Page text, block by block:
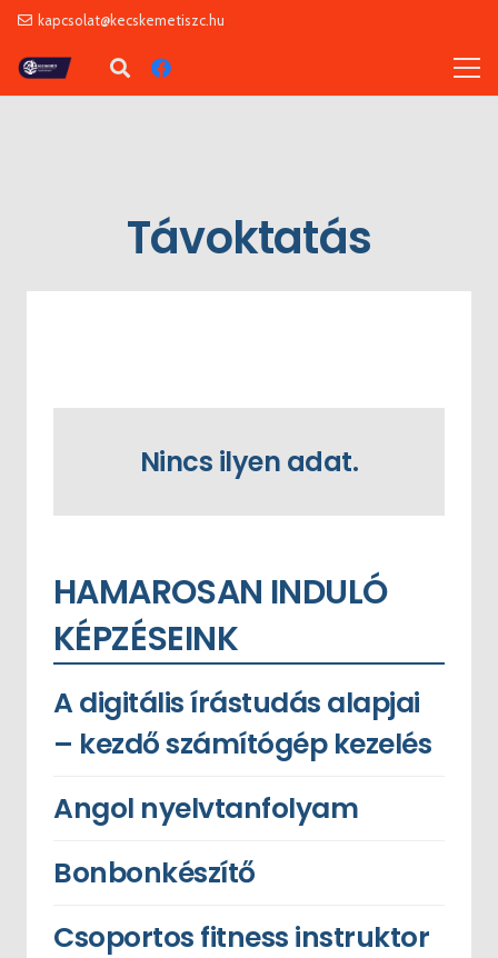
kapcsolat@kecskemetiszc.hu
Távoktatás
Nincs ilyen adat.
HAMAROSAN INDULÓ
KÉPZÉSEINK
A digitális írástudás alapjai
– kezdő számítógép kezelés
Angol nyelvtanfolyam
Bonbonkészítő
Csoportos fitness instruktor